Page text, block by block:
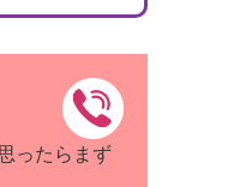
ったらまず